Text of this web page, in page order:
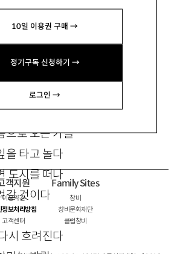
10일 이용권 구매 →
정기구독 신청하기 →
로그인 →
풀잎의 눈
려진다
으로 오는 가을
을 타고 놀다
도시를 떠나
갈 것이다
시 흐려진다
객지원
이용약관
정보처리방침
고객센터
Family Sites
창비
창비문화재단
클럽창비